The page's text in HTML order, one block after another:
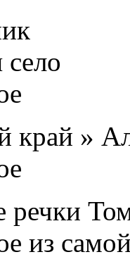
край »
речки
из